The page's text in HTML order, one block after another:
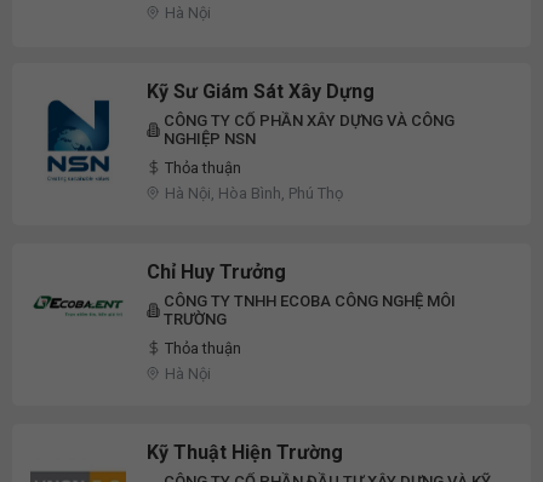
Hà Nội
Kỹ Sư Giám Sát Xây Dựng
CÔNG TY CỔ PHẦN XÂY DỰNG VÀ CÔNG
NGHIỆP NSN
Thỏa thuận
Hà Nội, Hòa Bình, Phú Thọ
Chỉ Huy Trưởng
CÔNG TY TNHH ECOBA CÔNG NGHỆ MÔI
TRƯỜNG
Thỏa thuận
Hà Nội
Kỹ Thuật Hiện Trường